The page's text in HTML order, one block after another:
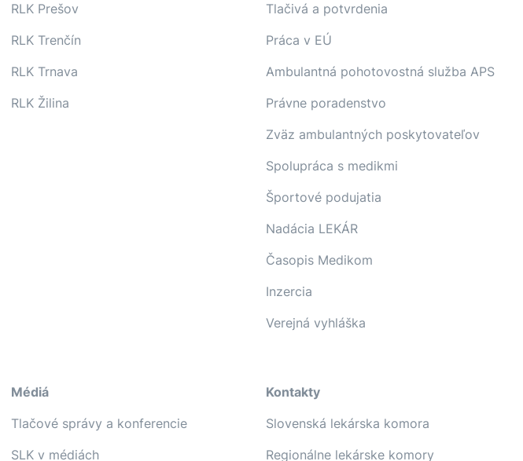
RLK Prešov
RLK Trenčín
RLK Trnava
RLK Žilina
Tlačivá a potvrdenia
Práca v EÚ
Ambulantná pohotovostná služba APS
Právne poradenstvo
Zväz ambulantných poskytovateľov
Spolupráca s medikmi
Športové podujatia
Nadácia LEKÁR
Časopis Medikom
Inzercia
Verejná vyhláška
Médiá
Tlačové správy a konferencie
SLK v médiách
Kontakty
Slovenská lekárska komora
Regionálne lekárske komory